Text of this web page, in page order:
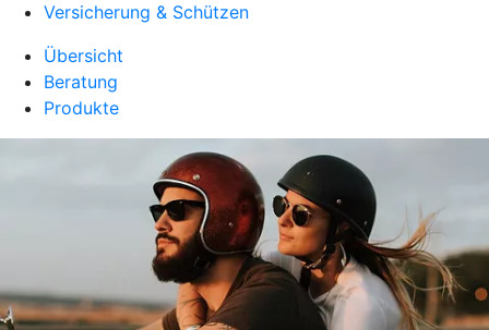
Versicherung & Schützen
Übersicht
Beratung
Produkte